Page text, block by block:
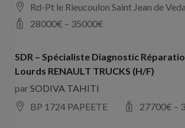
Rd-Pt le Rieucoulon Saint Jean de
28000€ – 35000€
SDR – Spécialiste Diagnostic
Lourds RENAULT TRUCKS (H/F)
parSODIVA TAHITI
BP 1724 PAPEETE
27700€ –